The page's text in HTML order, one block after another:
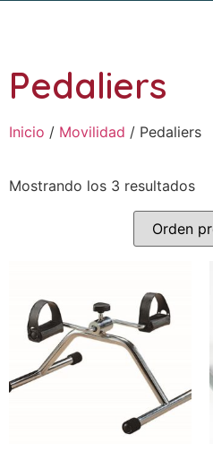
Pedaliers
Inicio / Movilidad / Pedaliers
Mostrando los 3 resultados